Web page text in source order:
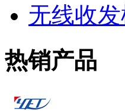
无线收
热销产品